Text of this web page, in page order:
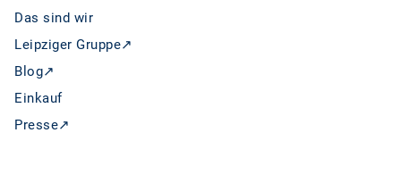
Das sind wir
Leipziger Gruppe↗
Blog↗
Einkauf
Presse↗